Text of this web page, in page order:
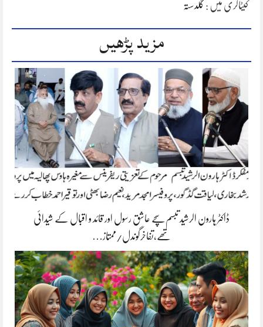
کیٹاگری میں : گلدستہ
مزید پڑھیں
ڈاکٹر ہارون الرشید تبسم سچے عاشق رسول اور قائد و اقبال کے شیدائی
تھے،تفاخرگوندل/ممتاز…